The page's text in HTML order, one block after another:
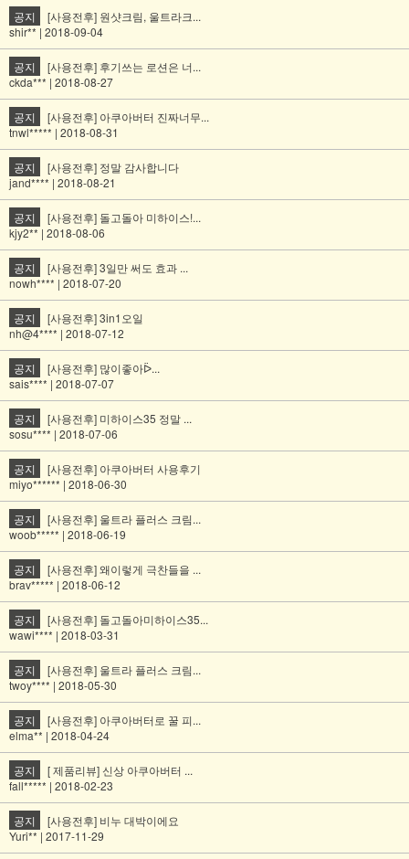
공지
[사용전후] 원샷크림, 울트라크...
shir** | 2018-09-04
공지
[사용전후] 후기쓰는 로션은 너...
ckda*** | 2018-08-27
공지
[사용전후] 아쿠아버터 진짜너무...
tnwl***** | 2018-08-31
공지
[사용전후] 정말 감사합니다
jand**** | 2018-08-21
공지
[사용전후] 돌고돌아 미하이스!...
kjy2** | 2018-08-06
공지
[사용전후] 3일만 써도 효과 ...
nowh**** | 2018-07-20
공지
[사용전후] 3in1오일
nh@4**** | 2018-07-12
공지
[사용전후] 많이좋아ᐇ...
sais**** | 2018-07-07
공지
[사용전후] 미하이스35 정말 ...
sosu**** | 2018-07-06
공지
[사용전후] 아쿠아버터 사용후기
miyo****** | 2018-06-30
공지
[사용전후] 울트라 플러스 크림...
woob***** | 2018-06-19
공지
[사용전후] 왜이렇게 극찬들을 ...
brav***** | 2018-06-12
공지
[사용전후] 돌고돌아미하이스35...
wawi**** | 2018-03-31
공지
[사용전후] 울트라 플러스 크림...
twoy**** | 2018-05-30
공지
[사용전후] 아쿠아버터로 꿀 피...
elma** | 2018-04-24
공지
[ 제품리뷰] 신상 아쿠아버터 ...
fall***** | 2018-02-23
공지
[사용전후] 비누 대박이에요
Yuri** | 2017-11-29